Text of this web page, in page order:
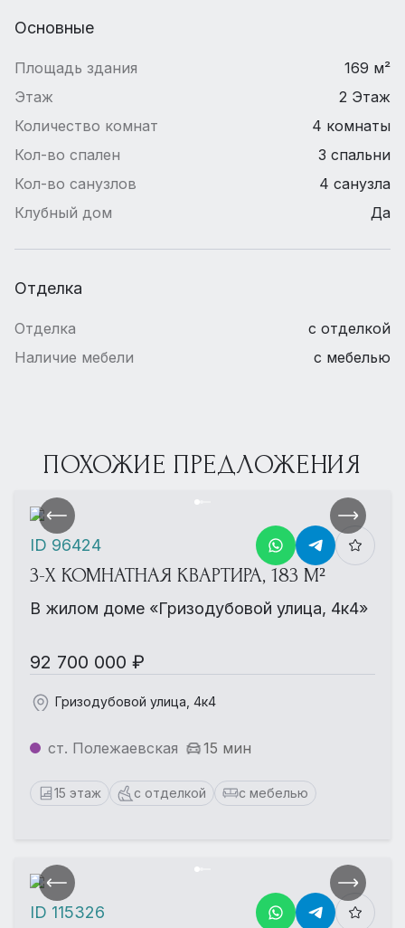
Основные
Площадь здания
169 м²
Этаж
2 Этаж
Количество комнат
4 комнаты
Кол-во спален
3 спальни
Кол-во санузлов
4 санузла
Клубный дом
Да
Отделка
Отделка
с отделкой
Наличие мебели
с мебелью
ПОХОЖИЕ ПРЕДЛОЖЕНИЯ
3-Х КОМНАТНАЯ КВАРТИРА, 183 М²
В жилом доме «Гризодубовой улица, 4к4»
92 700 000 ₽
Гризодубовой улица, 4к4
ст. Полежаевская 15 мин
15 этаж с отделкой с мебелью
ID 96424
ID 115326